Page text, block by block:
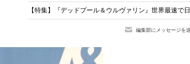
【特集】『デッドプール＆ウルヴァリン』世界最速
編集部にメッセージを